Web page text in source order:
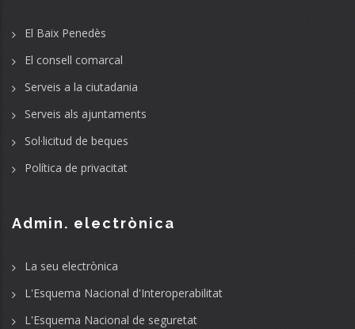
El Baix Penedès
El consell comarcal
Serveis a la ciutadania
Serveis als ajuntaments
Sol·licitud de beques
Política de privacitat
Admin. electrònica
La seu electrònica
L'Esquema Nacional d'Interoperabilitat
L'Esquema Nacional de seguretat